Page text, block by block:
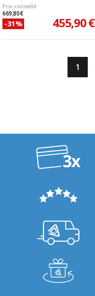
Prix conseillé
669,80 €
-31% 455,90 €
1